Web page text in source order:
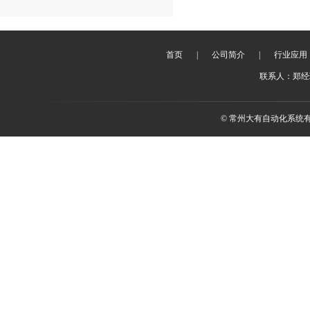
首页 公司简介 行业应用
联系人：郑
© 常州大有自动化系统